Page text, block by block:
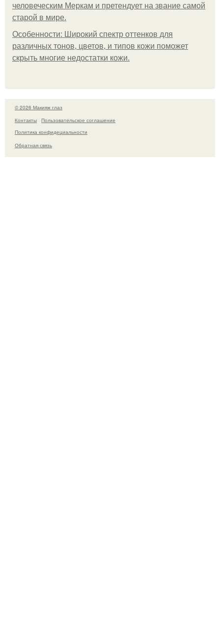
человеческим Меркам и претендует на звание самой
старой в мире.
Особенности: Широкий спектр оттенков для
различных тонов, цветов, и типов кожи поможет
скрыть многие недостатки кожи.
© 2026 Макияж глаз
Контакты
Пользовательское соглашение
Политика конфидециальности
Обратная связь